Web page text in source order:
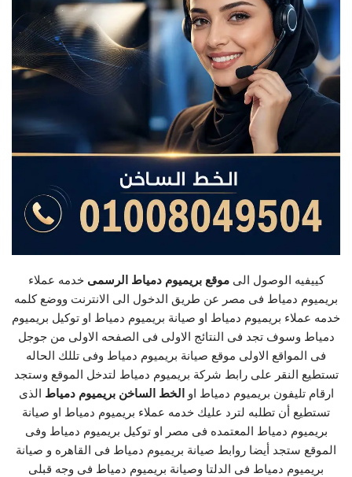
كييفيه الوصول الىموقع بريميوم دمياط الرسمى خدمه عملاء
بريميوم دمياط فى مصر عن طريق الدخول الى الانترنت ووضع كلمه
خدمه عملاء بريميوم دمياط او صيانة بريميوم دمياط او توكيل بريميوم
دمياط وسوف تجد فى النتائج الاولى فى الصفحه الاولى من جوجل
فى المواقع الاولى موقع صيانة بريميوم دمياط وفى تللك الحاله
تستطيع النقر على رابط شركة بريميوم دمياط لتدخل الموقع وستجد
ارقام تليفون بريميوم دمياط او الخط الساخن بريميوم دمياط الذى
تستطيع أن تطلبه لترد عليك خدمه عملاء بريميوم دمياط او صيانة
بريميوم دمياط المعتمده فى مصر او توكيل بريميوم دمياط وفى
الموقع ستجد أيضا روابط صيانة بريميوم دمياط فى القاهره و صيانة
بريميوم دمياط فى الدلتا وصيانة بريميوم دمياط فى وجه قبلى